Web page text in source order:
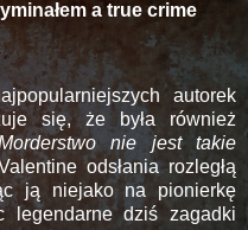
a true crime
autorek
się, że była również
nie jest takie
odsłania rozległą
ją niejako na pionierkę
legendarne dziś zagadki